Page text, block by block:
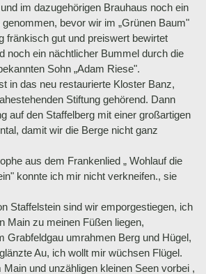
im dazugehörigen Brauhaus noch ein
bevor wir im „Grünen Baum"
fränkisch gut und preiswert bewirtet
noch ein nächtlicher Bummel durch die
Sohn „Adam Riese".
in das neu restaurierte Kloster Banz,
Stiftung gehörend. Dann
auf den Staffelberg mit einer großartigen
damit wir die Berge nicht ganz
aus dem Frankenlied „ Wohlauf die
konnte ich mir nicht verkneifen., sie
Staffelstein sind wir emporgestiegen, ich
Main zu meinen Füßen liegen,
Grabfeldgau umrahmen Berg und Hügel,
Au, ich wollt mir wüchsen Flügel.
und unzähligen kleinen Seen vorbei ,